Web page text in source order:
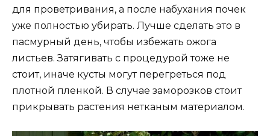
для проветривания, а после набухания почек
уже полностью убирать. Лучше сделать это в
пасмурный день, чтобы избежать ожога
листьев. Затягивать с процедурой тоже не
стоит, иначе кусты могут перегреться под
плотной пленкой. В случае заморозков стоит
прикрывать растения нетканым материалом.